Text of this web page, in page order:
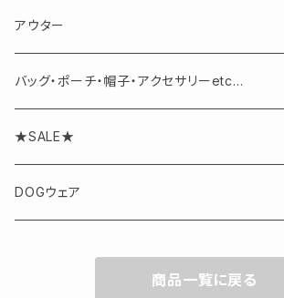
パンツ
アウター
バッグ・ポーチ・帽子・アクセサリーetc...
アクセサリー
★SALE★
DOGウェア
商品一覧に戻る